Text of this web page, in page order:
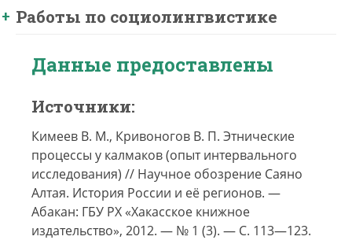
Работы по социолингвистике
Данные предоставлены
Источники:
Кимеев В. М., Кривоногов В. П. Этнические
процессы у калмаков (опыт интервального
исследования) // Научное обозрение Саяно
Алтая. История России и её регионов. —
Абакан: ГБУ РХ «Хакасское книжное
издательство», 2012. — № 1 (3). — С. 113—123.